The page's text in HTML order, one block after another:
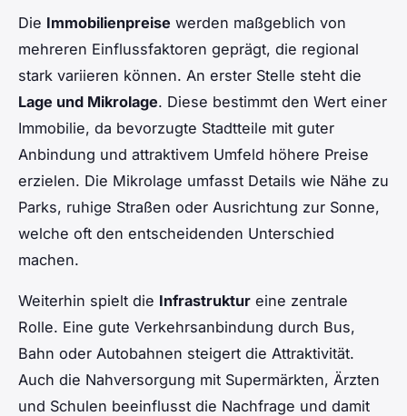
Die Immobilienpreise werden maßgeblich von
mehreren Einflussfaktoren geprägt, die regional
stark variieren können. An erster Stelle steht die
Lage und Mikrolage. Diese bestimmt den Wert einer
Immobilie, da bevorzugte Stadtteile mit guter
Anbindung und attraktivem Umfeld höhere Preise
erzielen. Die Mikrolage umfasst Details wie Nähe zu
Parks, ruhige Straßen oder Ausrichtung zur Sonne,
welche oft den entscheidenden Unterschied
machen.
Weiterhin spielt die Infrastruktur eine zentrale
Rolle. Eine gute Verkehrsanbindung durch Bus,
Bahn oder Autobahnen steigert die Attraktivität.
Auch die Nahversorgung mit Supermärkten, Ärzten
und Schulen beeinflusst die Nachfrage und damit